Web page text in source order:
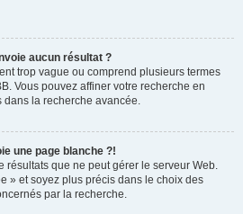
aucun résultat ?
trop vague ou comprend plusieurs termes
Vous pouvez affiner votre recherche en
la recherche avancée.
une page blanche ?!
résultats que ne peut gérer le serveur Web.
» et soyez plus précis dans le choix des
par la recherche.